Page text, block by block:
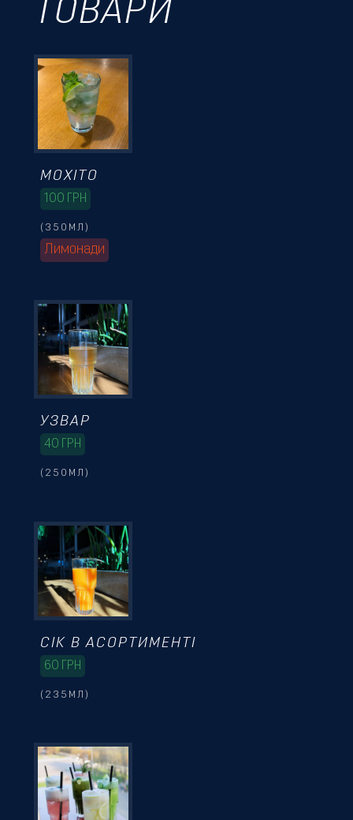
ТОВАРИ
Лимонади
(350МЛ)
МОХІТО
100 ГРН
(250МЛ)
УЗВАР
40 ГРН
(235МЛ)
СІК В АСОРТИМЕНТІ
60 ГРН